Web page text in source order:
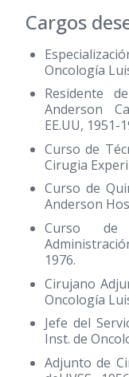
Cargos
Oncología
Residente
Anderson
EE.UU, 1951-
Curso de
Cirugia
Curso de
Anderson
Curso de
1976.
Cirujano
Oncología
Jefe del
Inst. de
Adjunto de